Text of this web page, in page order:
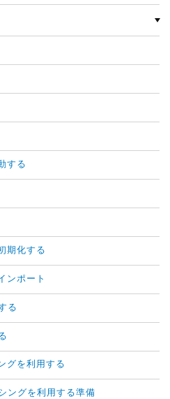
する
期化する
ンポート
る
グを利用する
ングを利用する準備